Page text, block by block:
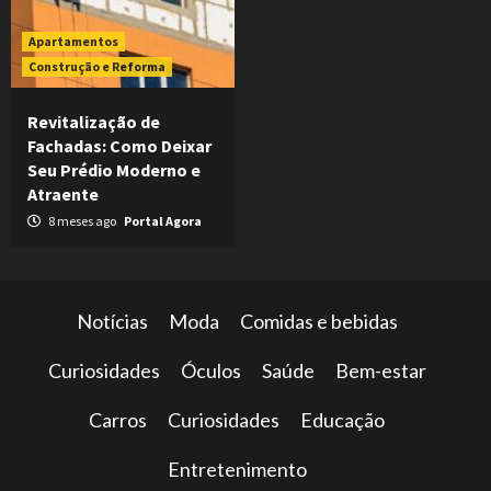
Apartamentos
Construção e Reforma
Revitalização de
Fachadas: Como Deixar
Seu Prédio Moderno e
Atraente
8 meses ago Portal Agora
Notícias Moda Comidas e bebidas
Curiosidades Óculos Saúde Bem-estar
Carros Curiosidades Educação
Entretenimento